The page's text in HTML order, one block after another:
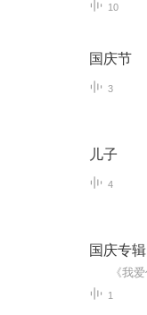
10
国庆节
3
儿子
4
国庆专辑
1